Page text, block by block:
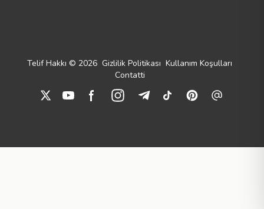
Telif Hakkı © 2026 Gizlilik Politikası Kullanım Koşulları
Contatti